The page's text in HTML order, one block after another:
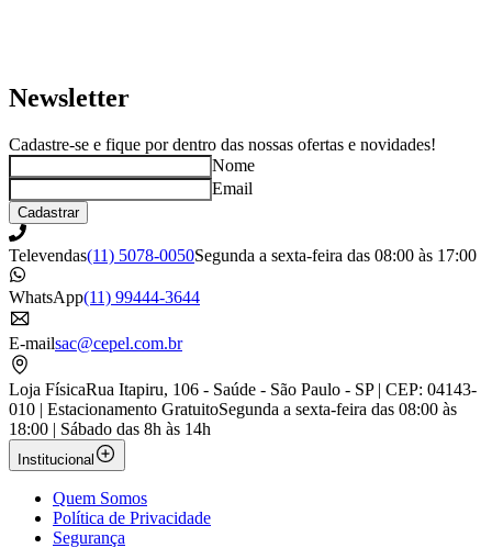
Newsletter
Cadastre-se e fique por dentro das nossas ofertas e novidades!
Nome
Email
Cadastrar
Televendas(11) 5078-0050Segunda a sexta-feira das 08:00 às 17:00
WhatsApp(11) 99444-3644
E-mailsac@cepel.com.br
Loja FísicaRua Itapiru, 106 - Saúde - São Paulo - SP | CEP: 04143-
010 | Estacionamento GratuitoSegunda a sexta-feira das 08:00 às
18:00 | Sábado das 8h às 14h
Institucional
Quem Somos
Política de Privacidade
Segurança